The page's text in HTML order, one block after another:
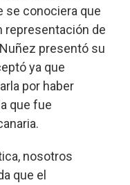
se conociera que
representación de
presentó su
ya que
por haber
que fue
nosotros
que el